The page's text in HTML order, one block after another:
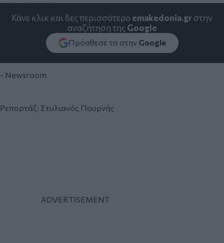
Κάνε κλικ και δες περισσότερο emakedonia.grστην
αναζήτηση της Google
Πρόσθεσέ το στην Google
- Newsroom
Ρεπορτάζ: Στυλιανός Πουρνής